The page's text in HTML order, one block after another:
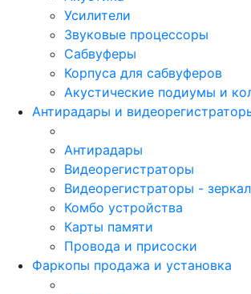
Усилители
Звуковые процессоры
Сабвуферы
Корпуса для сабвуферов
Акустические подиумы и
Антирадары и
Антирадары
Видеорегистраторы
Видеорегистраторы -
Комбо устройства
Карты памяти
Провода и присоски
Фаркопы продажа и установка